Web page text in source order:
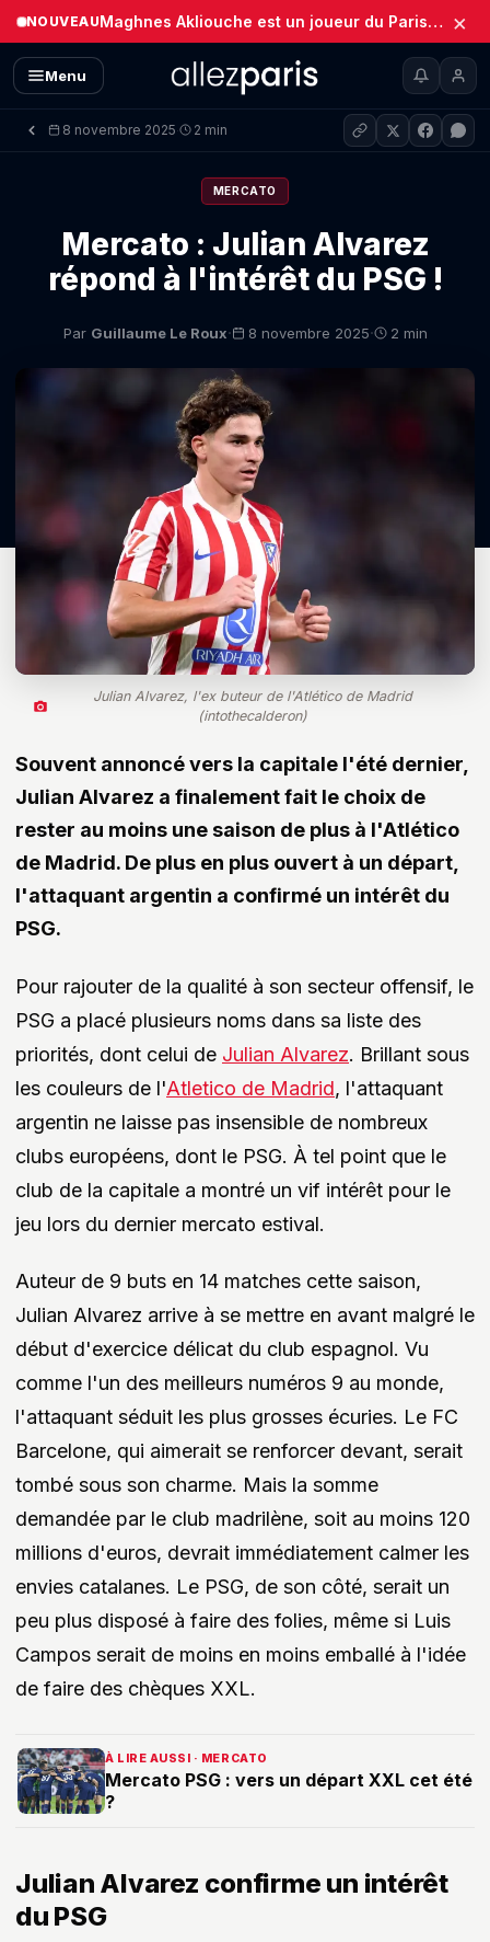
NOUVEAU Maghnes Akliouche est un joueur du Paris Saint-Germain (Officiel) ×
Menu
8 novembre 2025· 2 min
MERCATO
Mercato : Julian Alvarez
répond à l'intérêt du PSG !
Par Guillaume Le Roux· 8 novembre 2025· 2 min
Julian Alvarez, l'ex buteur de l'Atlético de Madrid
(intothecalderon)
Souvent annoncé vers la capitale l'été dernier,
Julian Alvarez a finalement fait le choix de
rester au moins une saison de plus à l'Atlético
de Madrid. De plus en plus ouvert à un départ,
l'attaquant argentin a confirmé un intérêt du
PSG.
Pour rajouter de la qualité à son secteur offensif, le
PSG a placé plusieurs noms dans sa liste des
priorités, dont celui de Julian Alvarez. Brillant sous
les couleurs de l'Atletico de Madrid, l'attaquant
argentin ne laisse pas insensible de nombreux
clubs européens, dont le PSG. À tel point que le
club de la capitale a montré un vif intérêt pour le
jeu lors du dernier mercato estival.
Auteur de 9 buts en 14 matches cette saison,
Julian Alvarez arrive à se mettre en avant malgré le
début d'exercice délicat du club espagnol. Vu
comme l'un des meilleurs numéros 9 au monde,
l'attaquant séduit les plus grosses écuries. Le FC
Barcelone, qui aimerait se renforcer devant, serait
tombé sous son charme. Mais la somme
demandée par le club madrilène, soit au moins 120
millions d'euros, devrait immédiatement calmer les
envies catalanes. Le PSG, de son côté, serait un
peu plus disposé à faire des folies, même si Luis
Campos serait de moins en moins emballé à l'idée
de faire des chèques XXL.
À LIRE AUSSI · MERCATO
Mercato PSG : vers un départ XXL cet été
?
Julian Alvarez confirme un intérêt
du PSG